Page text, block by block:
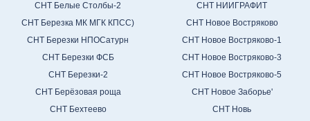
СНТ Белые Столбы-2
СНТ Березка МК МГК КПСС)
СНТ Березки НПОСатурн
СНТ Березки ФСБ
СНТ Березки-2
СНТ Берёзовая роща
СНТ Бехтеево
СНТ НИИГРАФИТ
СНТ Новое Востряково
СНТ Новое Востряково-1
СНТ Новое Востряково-3
СНТ Новое Востряково-5
СНТ Новое Заборье'
СНТ Новь